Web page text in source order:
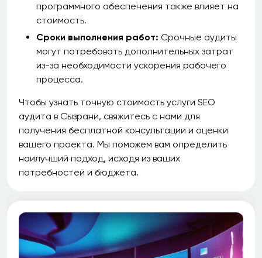
программного обеспечения также влияет на
стоимость.
Сроки выполнения работ: Срочные аудиты
могут потребовать дополнительных затрат
из-за необходимости ускорения рабочего
процесса.
Чтобы узнать точную стоимость услуги SEO
аудита в Сызрани, свяжитесь с нами для
получения бесплатной консультации и оценки
вашего проекта. Мы поможем вам определить
наилучший подход, исходя из ваших
потребностей и бюджета.